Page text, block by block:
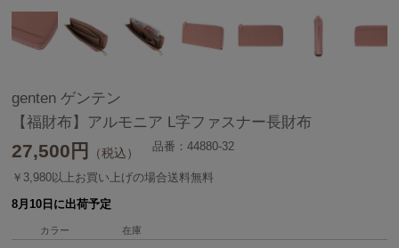
genten ゲンテン
【福財布】アルモニア L字ファスナー長財布
27,500 円 （税込） 品番：44880-32
￥3,980以上お買い上げの場合送料無料
8月10日に出荷予定
カラー 在庫